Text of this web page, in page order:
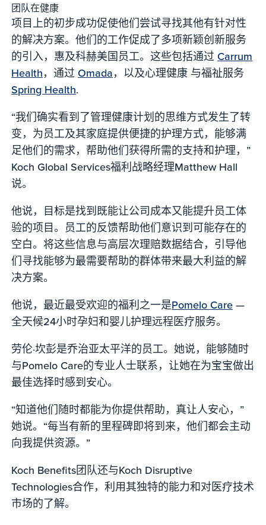
团队在健康
项目上的初步成功促使他们尝试寻找其他有针对性
的解决方案。他们的工作促成了多项新颖创新服务
的引入，惠及科赫美国员工。这些包括通过 Carrum
Health，通过 Omada，以及心理健康 与福祉服务
Spring Health.
“我们确实看到了管理健康计划的思维方式发生了转
变，为员工及其家庭提供便捷的护理方式，能够满
足他们的需求，帮助他们获得所需的支持和护理，”
Koch Global Services福利战略经理Matthew Hall
说。
他说，目标是找到既能让公司成本又能提升员工体
验的项目。员工的反馈帮助他们意识到可能存在的
空白。将这些信息与高层次理赔数据结合，引导他
们寻找能够为最需要帮助的群体带来最大利益的解
决方案。
他说，最近最受欢迎的福利之一是Pomelo Care —
全天候24小时孕妇和婴儿护理远程医疗服务。
劳伦·坎彭是乔治亚太平洋的员工。她说，能够随时
与Pomelo Care的专业人士联系，让她在为宝宝做出
最佳选择时感到安心。
“知道他们随时都能为你提供帮助，真让人安心，”
她说。“每当有新的里程碑即将到来，他们都会主动
向我提供资源。”
Koch Benefits团队还与Koch Disruptive
Technologies合作，利用其独特的能力和对医疗技术
市场的了解。